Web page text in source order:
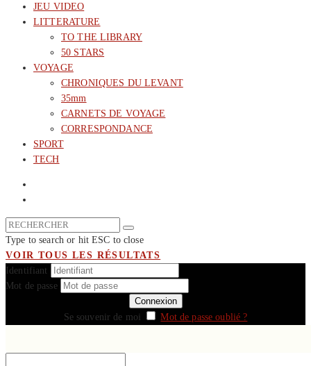
JEU VIDEO
LITTERATURE
TO THE LIBRARY
50 STARS
VOYAGE
CHRONIQUES DU LEVANT
35mm
CARNETS DE VOYAGE
CORRESPONDANCE
SPORT
TECH
Type to search or hit ESC to close
VOIR TOUS LES RÉSULTATS
Identifiant
Mot de passe
Se souvenir de moi Mot de passe oublié ?